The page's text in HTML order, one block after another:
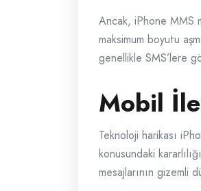
Ancak, iPhone MMS
maksimum boyutu
genellikle SMS’lere
Mobil
Teknoloji harikası
konusundaki
mesajlarının gizemli